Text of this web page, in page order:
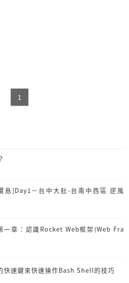
1
島]Day1－台中大肚-台南中西區 逆風
一章：認識Rocket Web框架(Web Fra
快速鍵來快速操作Bash Shell的技巧